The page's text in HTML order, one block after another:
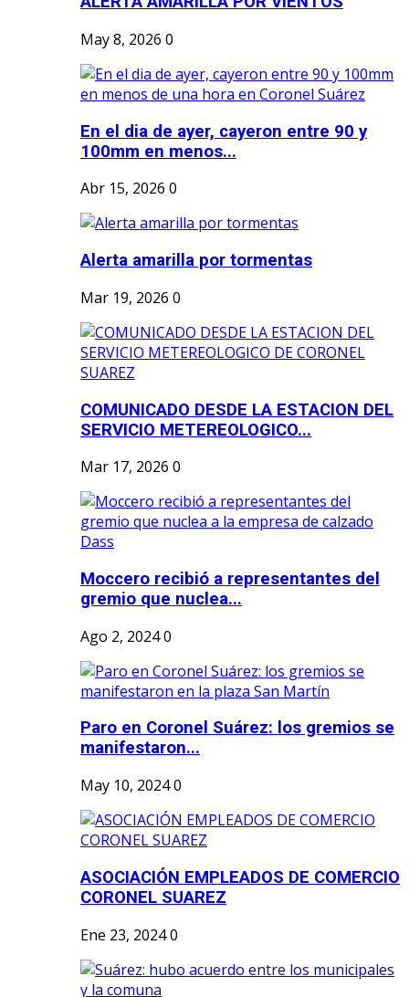
May 8, 2026 0
En el dia de ayer, cayeron entre 90 y
100mm en menos...
Abr 15, 2026 0
Alerta amarilla por tormentas
Mar 19, 2026 0
COMUNICADO DESDE LA ESTACION DEL
SERVICIO METEREOLOGICO...
Mar 17, 2026 0
Moccero recibió a representantes del
gremio que nuclea...
Ago 2, 20240
Paro en Coronel Suárez: los gremios se
manifestaron...
May 10, 20240
ASOCIACIÓN EMPLEADOS DE COMERCIO
CORONEL SUAREZ
Ene 23, 20240